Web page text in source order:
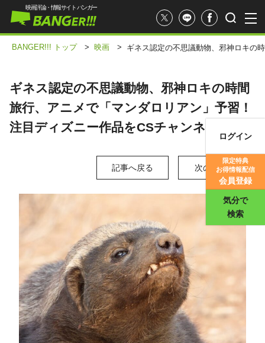
映画評価
映画評論・情報サイト バンガー
ログイン
限定特典
お得情報配信
会員登録
気分で
検索
BANGER!!! トップ > 映画 > ギネス認定の不思議動物、邪神ロキの
ギネス認定の不思議動物、邪神ロキの時間
旅行、アニメで「マンダロリアン」予習！
注目ディズニー作品をCSチャンネルで
記事へ戻る 次の写真 >